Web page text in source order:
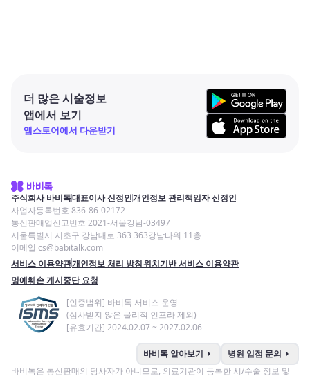
더 많은 시술정보
앱에서 보기
앱스토어에서 다운받기
주식회사 바비톡대표이사 신정인개인정보 관리책임자 신정인
사업자등록번호 836-86-02172
통신판매업신고번호 2021-서울강남-03497
서울특별시 서초구 강남대로 363 363강남타워 11층
이메일 cs@babitalk.com
서비스 이용약관개인정보 처리 방침위치기반 서비스 이용약관
명예훼손 게시중단 요청
[인증범위] 바비톡 서비스 운영
(심사받지 않은 물리적 인프라 제외)
[유효기간] 2024.02.07 ~ 2027.02.06
바비톡 알아보기 arrow_right 병원 입점 문의 arrow_right
바비톡은 통신판매의 당사자가 아니므로, 의료기관이 등록한 시/수술 정보 및